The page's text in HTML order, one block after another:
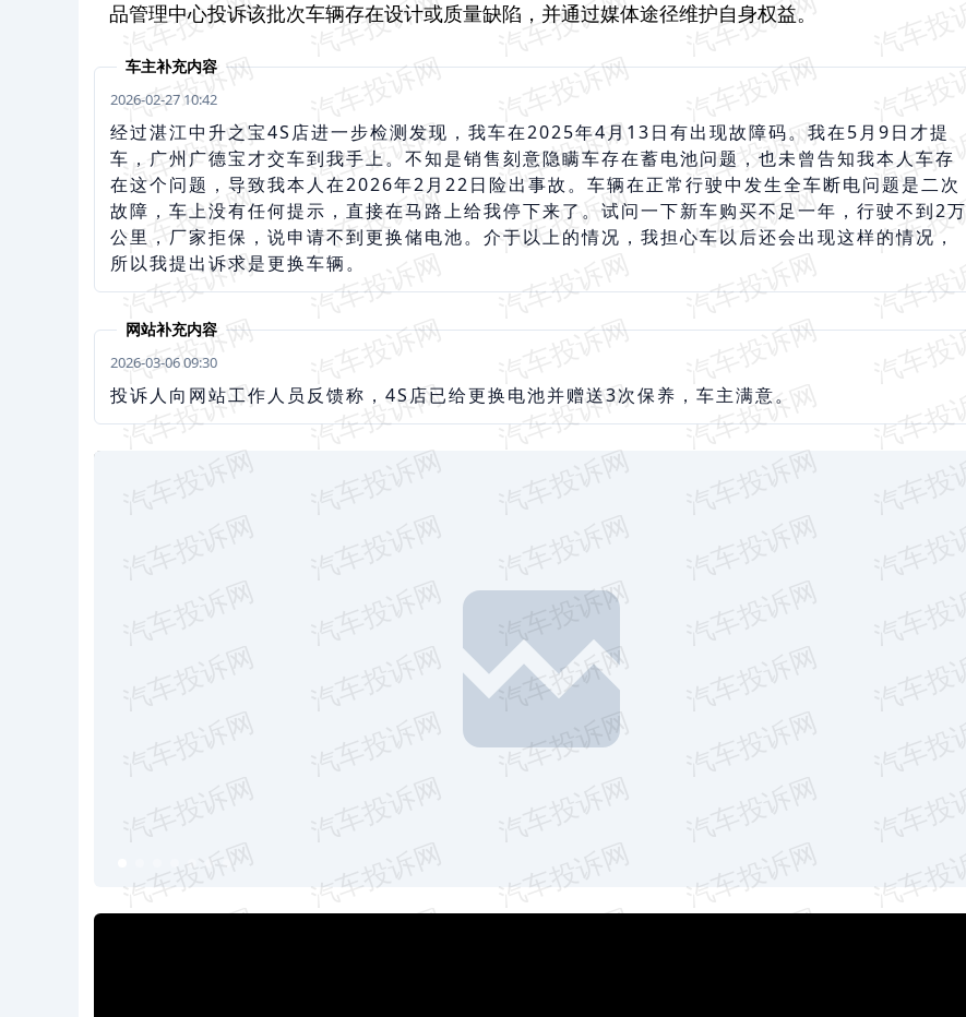
品管理中心投诉该批次车辆存在设计或质量缺陷，并通过媒体途径维护自身权益。
车主补充内容
2026-02-27 10:42
经过湛江中升之宝4S店进一步检测发现，我车在2025年4月13日有出现故障码。我在5月9日才提
车，广州广德宝才交车到我手上。不知是销售刻意隐瞒车存在蓄电池问题，也未曾告知我本人车存
在这个问题，导致我本人在2026年2月22日险出事故。车辆在正常行驶中发生全车断电问题是二次
故障，车上没有任何提示，直接在马路上给我停下来了。试问一下新车购买不足一年，行驶不到2万
公里，厂家拒保，说申请不到更换储电池。介于以上的情况，我担心车以后还会出现这样的情况，
所以我提出诉求是更换车辆。
网站补充内容
2026-03-06 09:30
投诉人向网站工作人员反馈称，4S店已给更换电池并赠送3次保养，车主满意。